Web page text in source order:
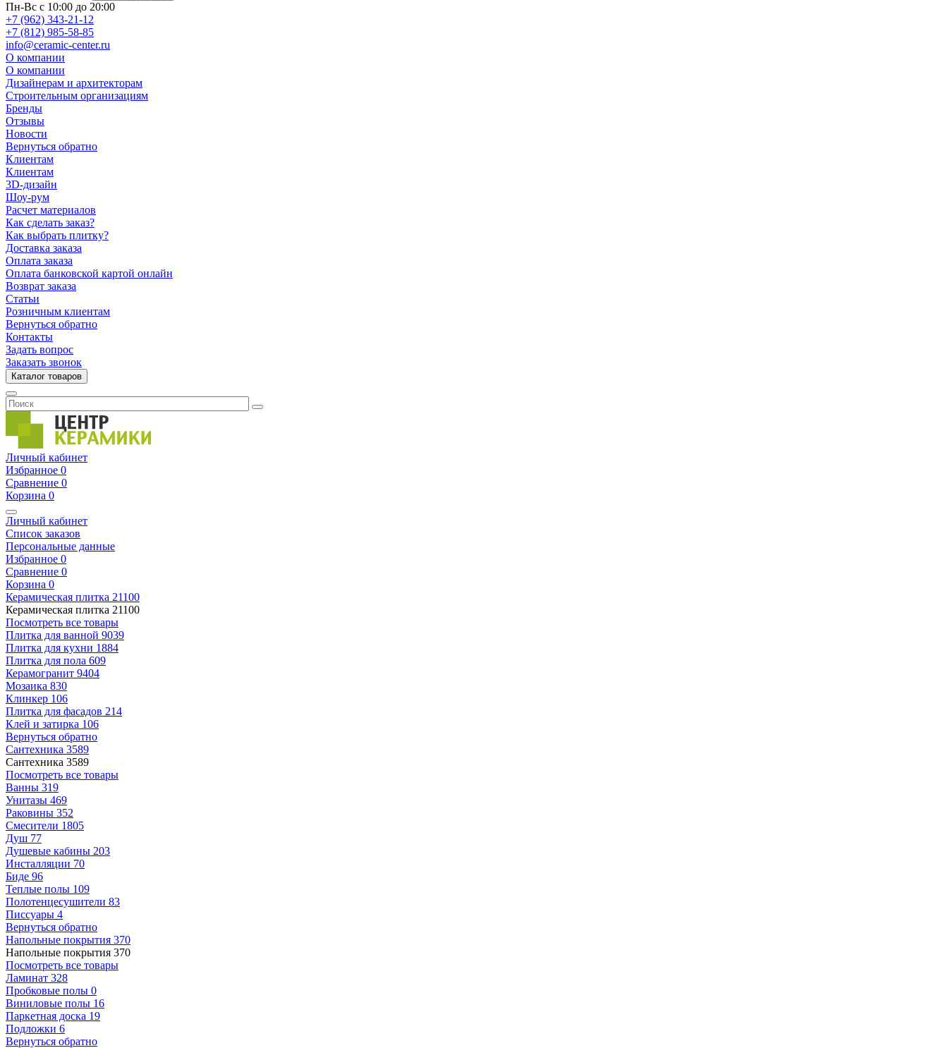
Пн-Вс с 10:00 до 20:00
+7 (962) 343-21-12
+7 (812) 985-58-85
info@ceramic-center.ru
О компании
О компании
Дизайнерам и архитекторам
Строительным организациям
Бренды
Отзывы
Новости
Вернуться обратно
Клиентам
Клиентам
3D-дизайн
Шоу-рум
Расчет материалов
Как сделать заказ?
Как выбрать плитку?
Доставка заказа
Оплата заказа
Оплата банковской картой онлайн
Возврат заказа
Статьи
Розничным клиентам
Вернуться обратно
Контакты
Задать вопрос
Заказать звонок
Каталог товаров
Личный кабинет
Избранное 0
Сравнение 0
Корзина 0
Личный кабинет
Список заказов
Персональные данные
Избранное 0
Сравнение 0
Корзина 0
Керамическая плитка 21100
Керамическая плитка 21100
Посмотреть все товары
Плитка для ванной 9039
Плитка для кухни 1884
Плитка для пола 609
Керамогранит 9404
Мозаика 830
Клинкер 106
Плитка для фасадов 214
Клей и затирка 106
Вернуться обратно
Сантехника 3589
Сантехника 3589
Посмотреть все товары
Ванны 319
Унитазы 469
Раковины 352
Смесители 1805
Душ 77
Душевые кабины 203
Инсталляции 70
Биде 96
Теплые полы 109
Полотенцесушители 83
Писсуары 4
Вернуться обратно
Напольные покрытия 370
Напольные покрытия 370
Посмотреть все товары
Ламинат 328
Пробковые полы 0
Виниловые полы 16
Паркетная доска 19
Подложки 6
Вернуться обратно